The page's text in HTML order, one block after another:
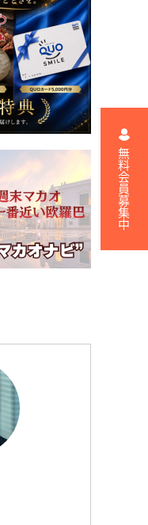
無料会員募集中